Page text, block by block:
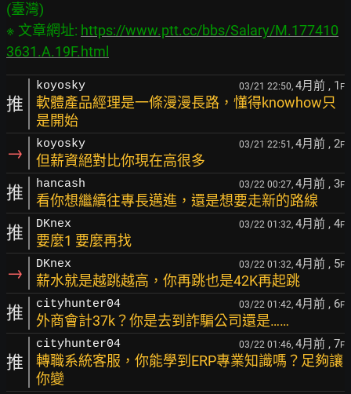
(臺灣)
※ 文章網址: https://www.ptt.cc/bbs/Salary/M.177410
3631.A.19F.html
推
koyosky 03/21 22:50, 4月前 , 1 F
軟體產品經理是一條漫漫長路，懂得knowhow只
是開始
→ koyosky 03/21 22:51, 4月前 , 2F
但薪資絕對比你現在高很多
推 hancash 03/22 00:27, 4月前 , 3F
看你想繼續往專長邁進，還是想要走新的路線
推 DKnex 03/22 01:32, 4月前 , 4F
要麼1 要麼再找
→ DKnex 03/22 01:32, 4月前 , 5F
薪水就是越跳越高，你再跳也是42K再起跳
推 cityhunter04 03/22 01:42, 4月前 , 6F
外商會計37k？你是去到詐騙公司還是……
推
cityhunter04 03/22 01:46, 4月前 , 7F
轉職系統客服，你能學到ERP專業知識嗎？足夠讓
你變